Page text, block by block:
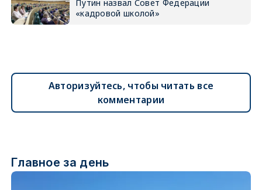
Путин назвал Совет Федерации
«кадровой школой»
Авторизуйтесь, чтобы читать все
комментарии
Главное за день